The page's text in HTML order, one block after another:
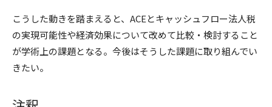
こうした動きを踏まえると、ACEとキャッシュフロー法人税
の実現可能性や経済効果について改めて比較・検討すること
が学術上の課題となる。今後はそうした課題に取り組んでい
きたい。